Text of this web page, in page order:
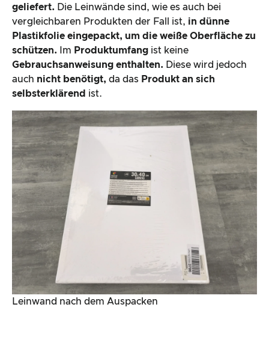
geliefert. Die Leinwände sind, wie es auch bei
vergleichbaren Produkten der Fall ist, in dünne
Plastikfolie eingepackt, um die weiße Oberfläche zu
schützen. Im Produktumfang ist keine
Gebrauchsanweisung enthalten. Diese wird jedoch
auch nicht benötigt, da das Produkt an sich
selbsterklärend ist.
Leinwand nach dem Auspacken